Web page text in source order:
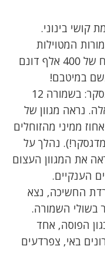
קושי בינוני.
המטוילות
ביותר במדגסקר, משתרעת על שטח של 400 אלף דונם
במיטבם!
נפגוש בלמורים המופלאים של מדגסקר: בשמורה 12
נראה מגוון של
ממיני מהזוחלים
נהלך על
את המגוון העצום
הענקיים.
החשיכה, נצא
בשולי השמורה.
הפוסה, אחד
באי, צפרדעים